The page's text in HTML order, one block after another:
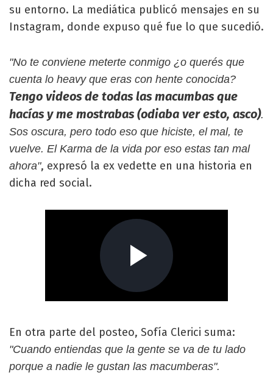
su entorno. La mediática publicó mensajes en su
Instagram, donde expuso qué fue lo que sucedió.
"No te conviene meterte conmigo ¿o querés que
cuenta lo heavy que eras con hente conocida?
Tengo videos de todas las macumbas que
hacías y me mostrabas (odiaba ver esto, asco).
Sos oscura, pero todo eso que hiciste, el mal, te
vuelve. El Karma de la vida por eso estas tan mal
ahora", expresó la ex vedette en una historia en
dicha red social.
En otra parte del posteo, Sofía Clerici suma:
"Cuando entiendas que la gente se va de tu lado
porque a nadie le gustan las macumberas".